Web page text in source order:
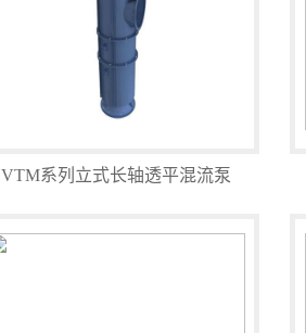
VTM系列立式长轴透平混流泵